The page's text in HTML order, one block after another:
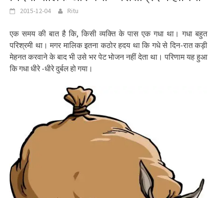
2015-12-04 Ritu
एक समय की बात है कि, किसी व्यक्ति के पास एक गधा था। गधा बहुत
परिश्रमी था। मगर मालिक इतना कठोर हदय था कि गधे से दिन-रात कड़ी
मेहनत करवाने के बाद भी उसे भर पेट भोजन नहीं देता था। परिणाम यह हुआ
कि गधा धीरे -धीरे दुर्बल हो गया।